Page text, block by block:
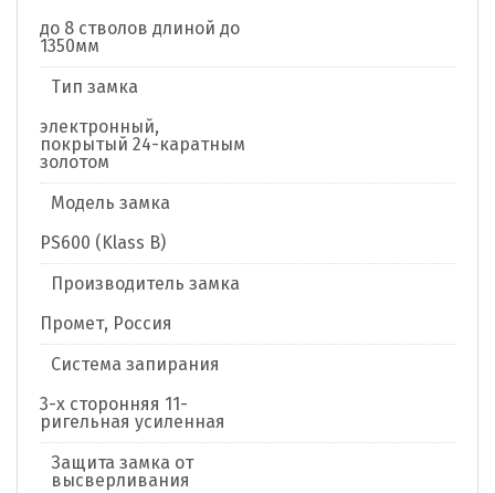
до 8 стволов длиной до
1350мм
Тип замка
электронный,
покрытый 24-каратным
золотом
Модель замка
PS600 (Klass B)
Производитель замка
Промет, Россия
Система запирания
3-х сторонняя 11-
ригельная усиленная
Защита замка от
высверливания